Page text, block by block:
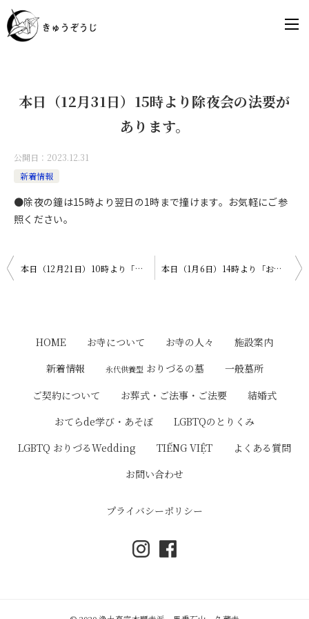
本日（12月31日）15時より除夜会の法要が
あります。
公開日： 2023.12.31
新着情報
●除夜の鐘は15時より翌日の1時まで撞けます。お気軽にご参
照ください。
投
ョ
本日（12月21日）10時より「おてらdeやさしいYOGA」開催！ 本日（1月6日）14時より「おりづるのお墓・合同説明会」開催！
HOME お寺について お寺の人々
施設案内
新着情報
永代供養型 おりづるの墓
一般墓所
ご契約について
お葬式・ご法事・ご法要
結婚式
おてらde学び・あそぼ
LGBTQのとりくみ
LGBTQ おりづるWedding
TIẾNG VIỆT
よくある質問
お問い合わせ
プライバシーポリシー